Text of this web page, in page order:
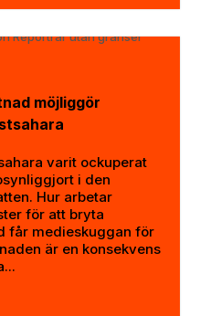
möjliggör
varit ockuperat
i den
Hur arbetar
för att bryta
får medieskuggan för
är en konsekvens